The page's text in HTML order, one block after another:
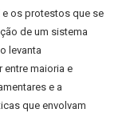
e os protestos que se
de um sistema
levanta
maioria e
e a
que envolvam